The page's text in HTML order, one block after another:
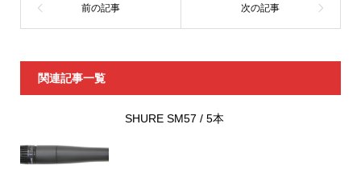
関連記事一覧
SHURE SM57 / 5本